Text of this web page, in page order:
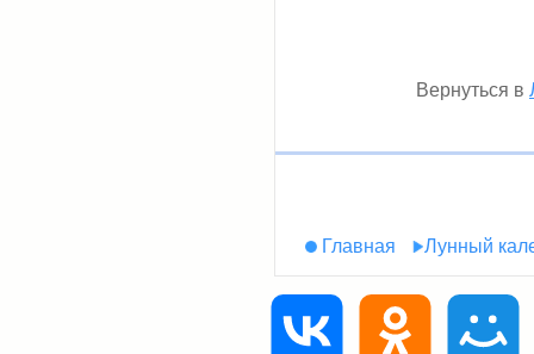
Вернуться в
Главная Лунный